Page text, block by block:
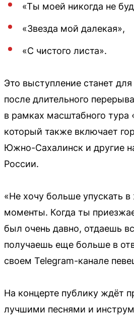
«Ты моей никогда не
«Звезда мой далекая»,
«С чистого листа».
Это выступление станет
после длительного
в рамках масштабного тура
который также включает
Южно-Сахалинск и другие
России.
«Не хочу больше упускать
моменты. Когда ты
был очень давно, отдаешь
получаешь еще больше в
своем Telegram-канале
На концерте публику ждёт
лучшими песнями и